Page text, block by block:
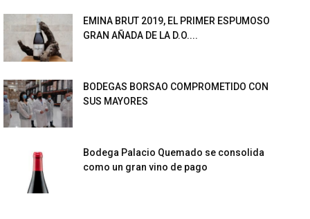
EMINA BRUT 2019, EL PRIMER ESPUMOSO
GRAN AÑADA DE LA D.O....
BODEGAS BORSAO COMPROMETIDO CON
SUS MAYORES
Bodega Palacio Quemado se consolida
como un gran vino de pago